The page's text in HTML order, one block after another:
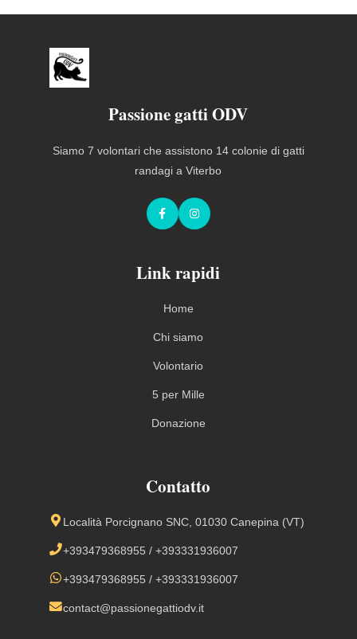
Passione gatti ODV
Siamo 7 volontari che assistono 14 colonie di gatti
randagi a Viterbo
FacebookInstagram
Link rapidi
Home
Chi siamo
Volontario
5 per Mille
Donazione
Contatto
Località Porcignano SNC, 01030 Canepina (VT)
+393479368955 /+393331936007
+393479368955 /+393331936007
contact@passionegattiodv.it